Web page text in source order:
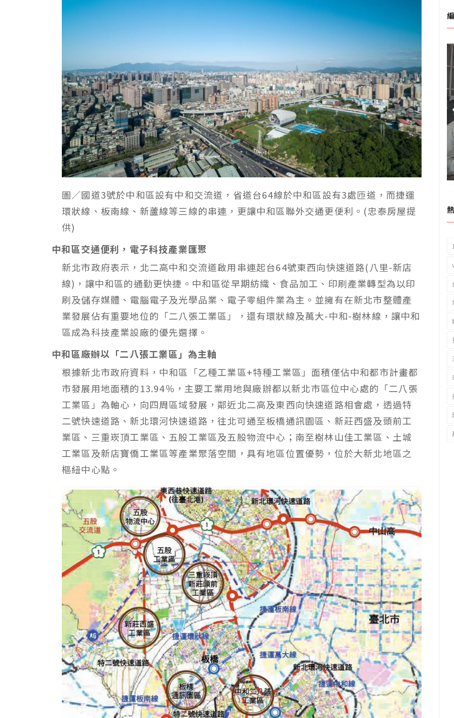
圖／國道3號於中和區設有中和交流道，省道台64線於中和區設有3處匝道，而捷運
環狀線、板南線、新蘆線等三線的串連，更讓中和區聯外交通更便利。(忠泰房屋提
供)
中和區交通便利，電子科技產業匯聚
新北市政府表示，北二高中和交流道啟用串連起台64號東西向快速道路(八里-新店
線)，讓中和區的通勤更快捷。中和區從早期紡織、食品加工、印刷產業轉型為以印
刷及儲存媒體、電腦電子及光學品業、電子零組件業為主。並擁有在新北市整體產
業發展佔有重要地位的「二八張工業區」，還有環狀線及萬大-中和-樹林線，讓中和
區成為科技產業設廠的優先選擇。
中和區廠辦以「二八張工業區」為主軸
根據新北市政府資料，中和區「乙種工業區+特種工業區」面積僅佔中和都市計畫都
市發展用地面積的13.94％，主要工業用地與廠辦都以新北市區位中心處的「二八張
工業區」為軸心，向四周區域發展，鄰近北二高及東西向快速道路相會處，透過特
二號快速道路、新北環河快速道路，往北可通至板橋通訊園區、新莊西盛及頭前工
業區、三重崁頂工業區、五股工業區及五股物流中心；南至樹林山佳工業區、土城
工業區及新店寶僑工業區等產業聚落空間，具有地區位置優勢，位於大新北地區之
樞紐中心點。